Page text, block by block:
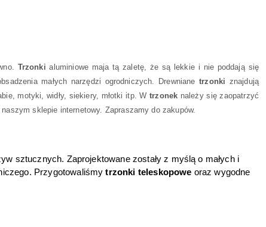
Trzonki aluminiowe maja tą zaletę, że są lekkie i nie poddają się
małych narzędzi ogrodniczych. Drewnianetrzonki znajdują
motyki, widły, siekiery, młotki itp. Wtrzonek należy się zaopatrzyć
sklepie internetowy. Zapraszamy do zakupów.
sztucznych. Zaprojektowane zostały z myślą o małych i
Przygotowaliśmy trzonki teleskopowe oraz wygodne